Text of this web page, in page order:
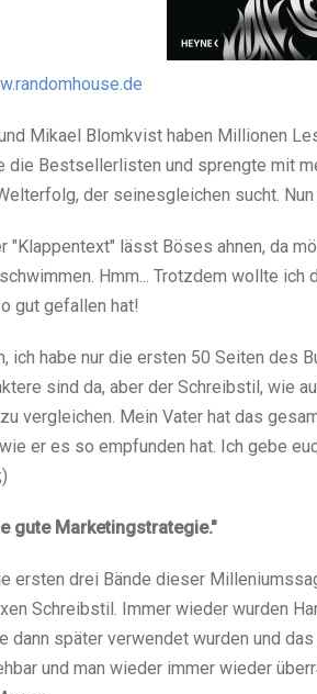
Mikael Blomkvist haben Millionen
die Bestsellerlisten und sprengte mit
der seinesgleichen sucht.
"Klappentext" lässt Böses ahnen, da
Hmm... Trotzdem wollte ich
gut gefallen hat!
ich habe nur die ersten 50 Seiten des
sind da, aber der Schreibstil, wie
vergleichen. Mein Vater hat das
er es so empfunden hat. Ich gebe
gute Marketingstrategie."
ersten drei Bände dieser
Schreibstil. Immer wieder wurden
dann später verwendet wurden und
und man wieder immer wieder